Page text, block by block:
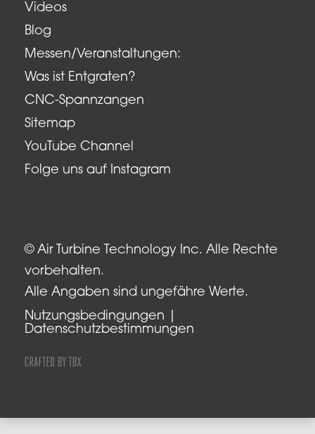
Videos
Blog
Messen/Veranstaltungen:
Was ist Entgraten?
CNC-Spannzangen
Sitemap
YouTube Channel
Folge uns auf Instagram
© Air Turbine Technology Inc. Alle Rechte
vorbehalten.
Alle Angaben sind ungefähre Werte.
Nutzungsbedingungen
Datenschutzbestimmungen